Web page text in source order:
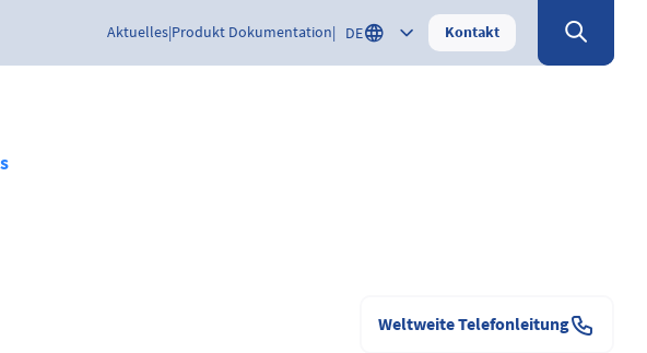
Aktuelles Produkt Dokumentation DE Kontakt
Weltweite Telefonleitung